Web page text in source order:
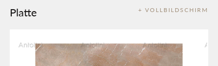
+ VOLLBILDSCHIRM
Platte